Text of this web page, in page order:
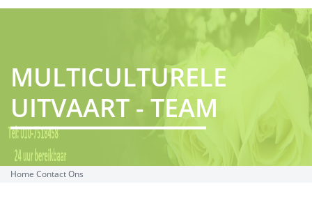
MULTICULTURELE
UITVAART - TEAM
Home Contact Ons